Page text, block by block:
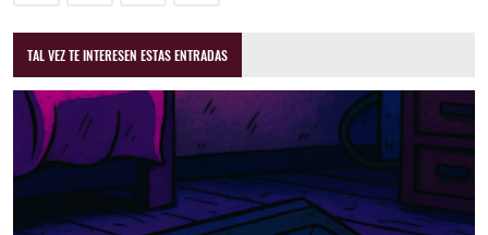
TAL VEZ TE INTERESEN ESTAS ENTRADAS